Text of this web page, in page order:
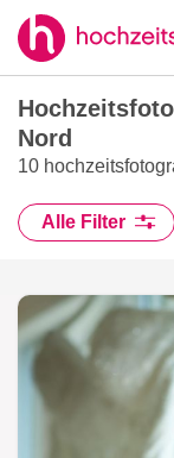
Nord
10
Alle Filter